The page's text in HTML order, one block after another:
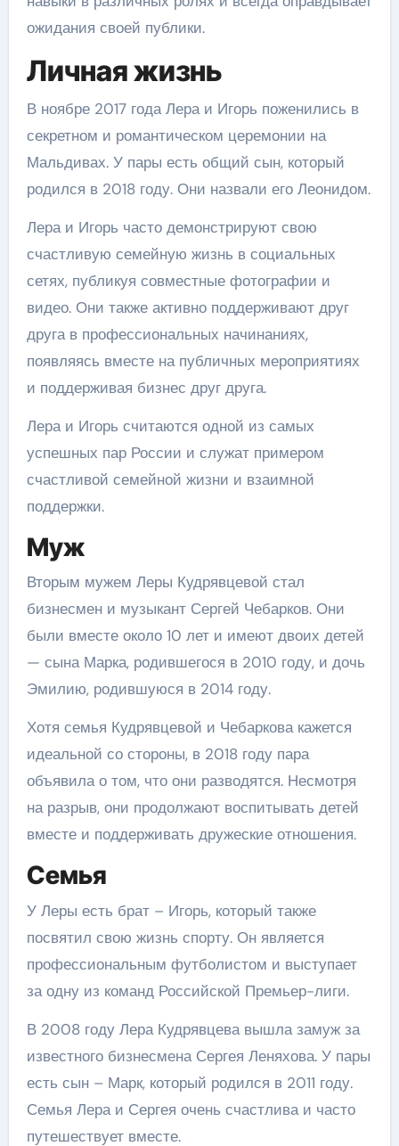
ожидания своей публики.
Личная жизнь
В ноябре 2017 года Лера и Игорь поженились в
секретном и романтическом церемонии на
Мальдивах. У пары есть общий сын, который
родился в 2018 году. Они назвали его Леонидом.
Лера и Игорь часто демонстрируют свою
счастливую семейную жизнь в социальных
сетях, публикуя совместные фотографии и
видео. Они также активно поддерживают друг
друга в профессиональных начинаниях,
появляясь вместе на публичных мероприятиях
и поддерживая бизнес друг друга.
Лера и Игорь считаются одной из самых
успешных пар России и служат примером
счастливой семейной жизни и взаимной
поддержки.
Муж
Вторым мужем Леры Кудрявцевой стал
бизнесмен и музыкант Сергей Чебарков. Они
были вместе около 10 лет и имеют двоих детей
— сына Марка, родившегося в 2010 году, и дочь
Эмилию, родившуюся в 2014 году.
Хотя семья Кудрявцевой и Чебаркова кажется
идеальной со стороны, в 2018 году пара
объявила о том, что они разводятся. Несмотря
на разрыв, они продолжают воспитывать детей
вместе и поддерживать дружеские отношения.
Семья
У Леры есть брат – Игорь, который также
посвятил свою жизнь спорту. Он является
профессиональным футболистом и выступает
за одну из команд Российской Премьер-лиги.
В 2008 году Лера Кудрявцева вышла замуж за
известного бизнесмена Сергея Леняхова. У пары
есть сын – Марк, который родился в 2011 году.
Семья Лера и Сергея очень счастлива и часто
путешествует вместе.